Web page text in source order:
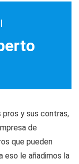
pros y sus contras,
de
que pueden
eso le añadimos la